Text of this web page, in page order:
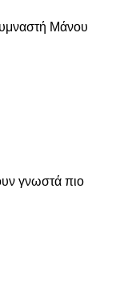
Μάνου
γνωστά πιο